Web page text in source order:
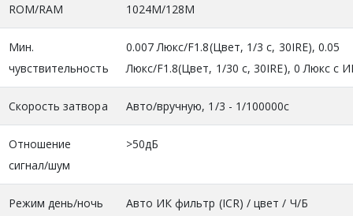
ROM/RAM 1024M/128M
Мин.
чувствительность
0.007 Люкс/F1.8(Цвет, 1/3 с, 30IRE), 0.05
Люкс/F1.8(Цвет, 1/30 с, 30IRE), 0 Люкс с
Скорость затвора Авто/вручную, 1/3 - 1/100000с
Отношение
сигнал/шум
>50дБ
Режим день/ночь Авто ИК фильтр (ICR) / цвет / Ч/Б